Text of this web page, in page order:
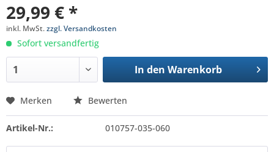
29,99 € *
inkl. MwSt.zzgl. Versandkosten
Sofort versandfertig
In den Warenkorb
Merken Bewerten
Artikel-Nr.: 010757-035-060